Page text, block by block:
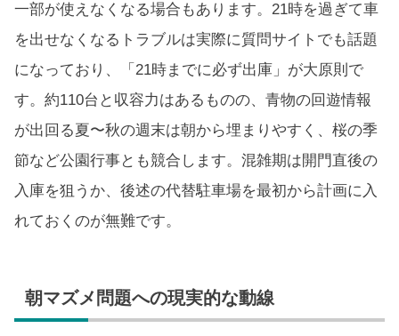
一部が使えなくなる場合もあります。21時を過ぎて車
を出せなくなるトラブルは実際に質問サイトでも話題
になっており、「21時までに必ず出庫」が大原則で
す。約110台と収容力はあるものの、青物の回遊情報
が出回る夏〜秋の週末は朝から埋まりやすく、桜の季
節など公園行事とも競合します。混雑期は開門直後の
入庫を狙うか、後述の代替駐車場を最初から計画に入
れておくのが無難です。
朝マズメ問題への現実的な動線